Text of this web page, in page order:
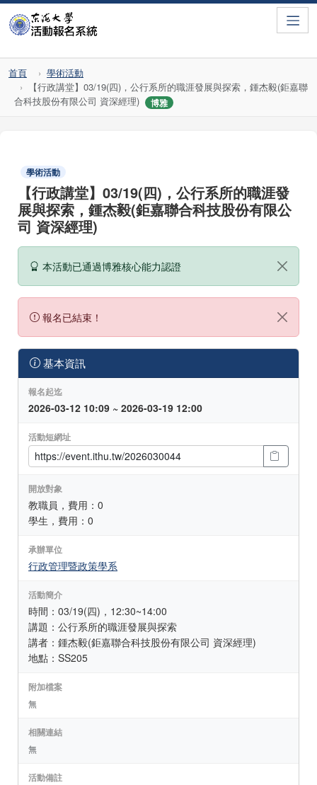
首頁
學術活動
【行政講堂】03/19(四)，公行系所的職涯發展與探索，鍾杰毅(鉅嘉聯
合科技股份有限公司 資深經理)
博雅
學術活動
【行政講堂】03/19(四)，公行系所的職涯發
展與探索，鍾杰毅(鉅嘉聯合科技股份有限公
司 資深經理)
本活動已通過博雅核心能力認證
報名已結束！
基本資訊
報名起迄
2026-03-12 10:09 ~ 2026-03-19 12:00
活動短網址
開放對象
教職員，費用：0
學生，費用：0
承辦單位
行政管理暨政策學系
活動簡介
時間：03/19(四)，12:30~14:00
講題：公行系所的職涯發展與探索
講者：鍾杰毅(鉅嘉聯合科技股份有限公司 資深經理)
地點：SS205
附加檔案
無
相關連結
無
活動備註